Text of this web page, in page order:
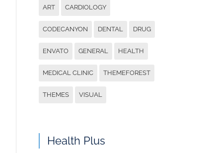
ART CARDIOLOGY
CODECANYON DENTAL DRUG
ENVATO GENERAL HEALTH
MEDICAL CLINIC THEMEFOREST
THEMES VISUAL
Health Plus